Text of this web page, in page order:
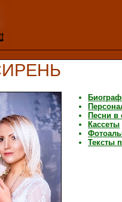
Песни в
Кассеты
Тексты